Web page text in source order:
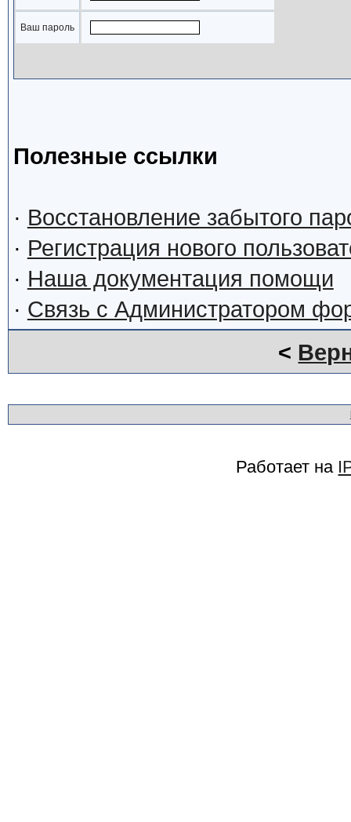
Ваш пароль
Полезные ссылки
· Восстановление забытого
· Регистрация нового
· Наша документация помощи
· Связь с Администратором
<
Работает на